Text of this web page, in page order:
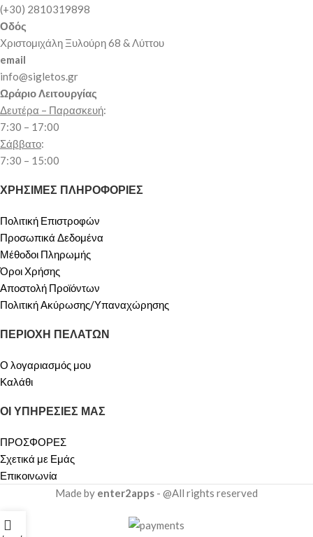
(+30) 2810319898
Οδός
Χριστομιχάλη Ξυλούρη 68 & Λύττου
email
info@sigletos.gr
Ωράριο Λειτουργίας
Δευτέρα – Παρασκευή:
7:30 – 17:00
Σάββατο:
7:30 – 15:00
ΧΡΗΣΙΜΕΣ ΠΛΗΡΟΦΟΡΙΕΣ
Πολιτική Επιστροφών
Προσωπικά Δεδομένα
Μέθοδοι Πληρωμής
Όροι Χρήσης
Αποστολή Προϊόντων
Πολιτική Ακύρωσης/Υπαναχώρησης
ΠΕΡΙΟΧΗ ΠΕΛΑΤΩΝ
Ο λογαριασμός μου
Καλάθι
ΟΙ ΥΠΗΡΕΣΙΕΣ ΜΑΣ
ΠΡΟΣΦΟΡΕΣ
Σχετικά με Εμάς
Επικοινωνία
Made by enter2apps - @All rights reserved